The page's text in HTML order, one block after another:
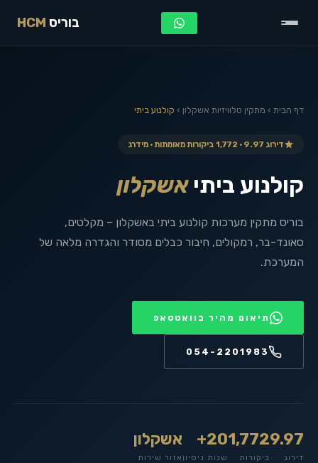
בוריס HCM
דף הבית › מתקין טלוויזיות אשקלון › קולנוע ביתי
דירוג 9.97 · 1,772 ביקורות מאומתות · מידרג
קולנוע ביתי אשקלון
בוריס מתקין מערכות קולנוע ביתי באשקלון – מקלטים,
סאונד-בר, רמקולים, חיבור כבלים מסודר והגדרה מלאה של
המערכת.
תיאום מהיר בוואטסאפ
054-2201983
9.97
דירוג
1,772
ביקורות
20+
שנות ניסיון
אשקלון
אזור שירות